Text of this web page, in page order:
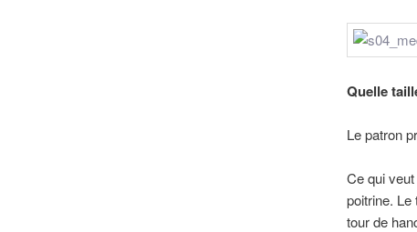
Quelle
Le patron
Ce qui
poitrine.
tour de